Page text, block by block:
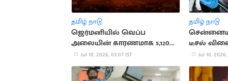
தமிழ் நாடு
ஜெர்மனியில் வெப்ப
அலையின் காரணமாக 5,120
பேர் உயிரிழப்பு
Jul 10, 2026, 03:07 IST
தமிழ் நாடு
டீசல்
இல்லை
Jul 10, 2026,